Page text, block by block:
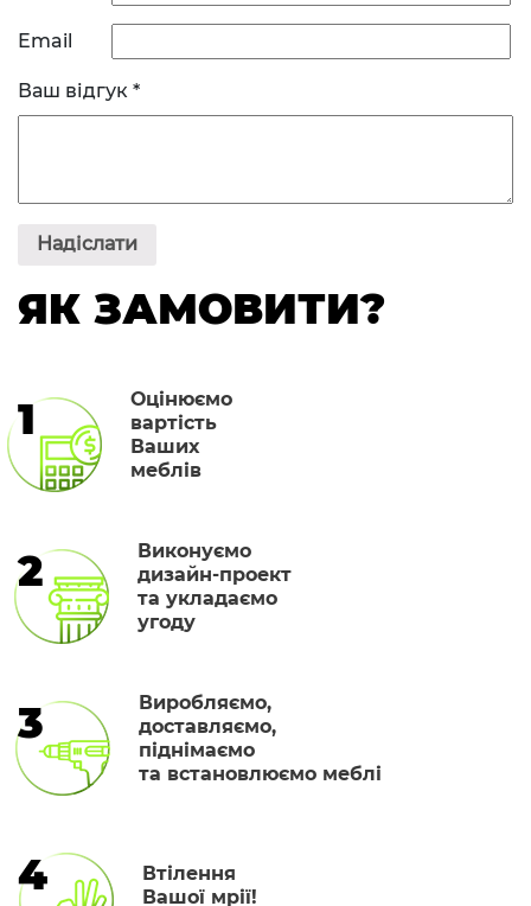
Email
Ваш відгук *
ЯК ЗАМОВИТИ?
1
Оцінюємо
вартість
Ваших
меблів
2
Виконуємо
дизайн-проект
та укладаємо
угоду
3
Виробляємо,
доставляємо,
піднімаємо
та встановлюємо меблі
4
Втілення
Вашої мрії!